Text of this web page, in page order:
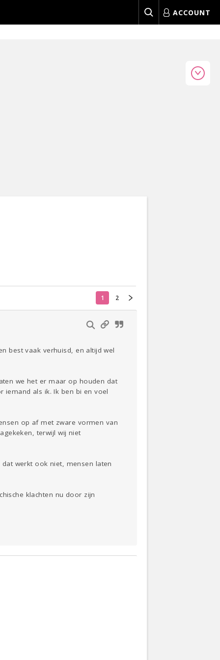
ACCOUNT
Thuis
1 2
best vaak verhuisd, en altijd wel
we het er maar op houden dat
iemand als ik. Ik ben bi en voel
op af met zware vormen van
terwijl wij niet
werkt ook niet, mensen laten
klachten nu door zijn